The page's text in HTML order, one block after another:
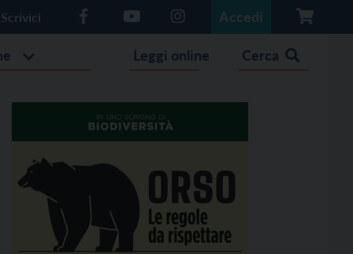
Scrivici Accedi
Leggi online Cerca